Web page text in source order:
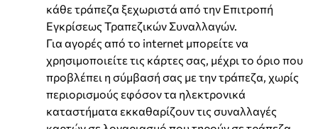
κάθε τράπεζα ξεχωριστά από την Επιτροπή
Εγκρίσεως Τραπεζικών Συναλλαγών.
Για αγορές από το internet μπορείτε να
χρησιμοποιείτε τις κάρτες σας, μέχρι το όριο που
προβλέπει η σύμβασή σας με την τράπεζα, χωρίς
περιορισμούς εφόσον τα ηλεκτρονικά
καταστήματα εκκαθαρίζουν τις συναλλαγές